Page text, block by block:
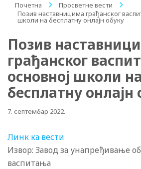
Почетна / Просветне вести
/
Позив наставницима грађанског
школи на бесплатну онлајн обуку
Позив
грађанског
основној школи на
бесплатну онлајн
7. септембар 2022.
Линк ка вести
Извор: Завод за унапређивање
васпитања